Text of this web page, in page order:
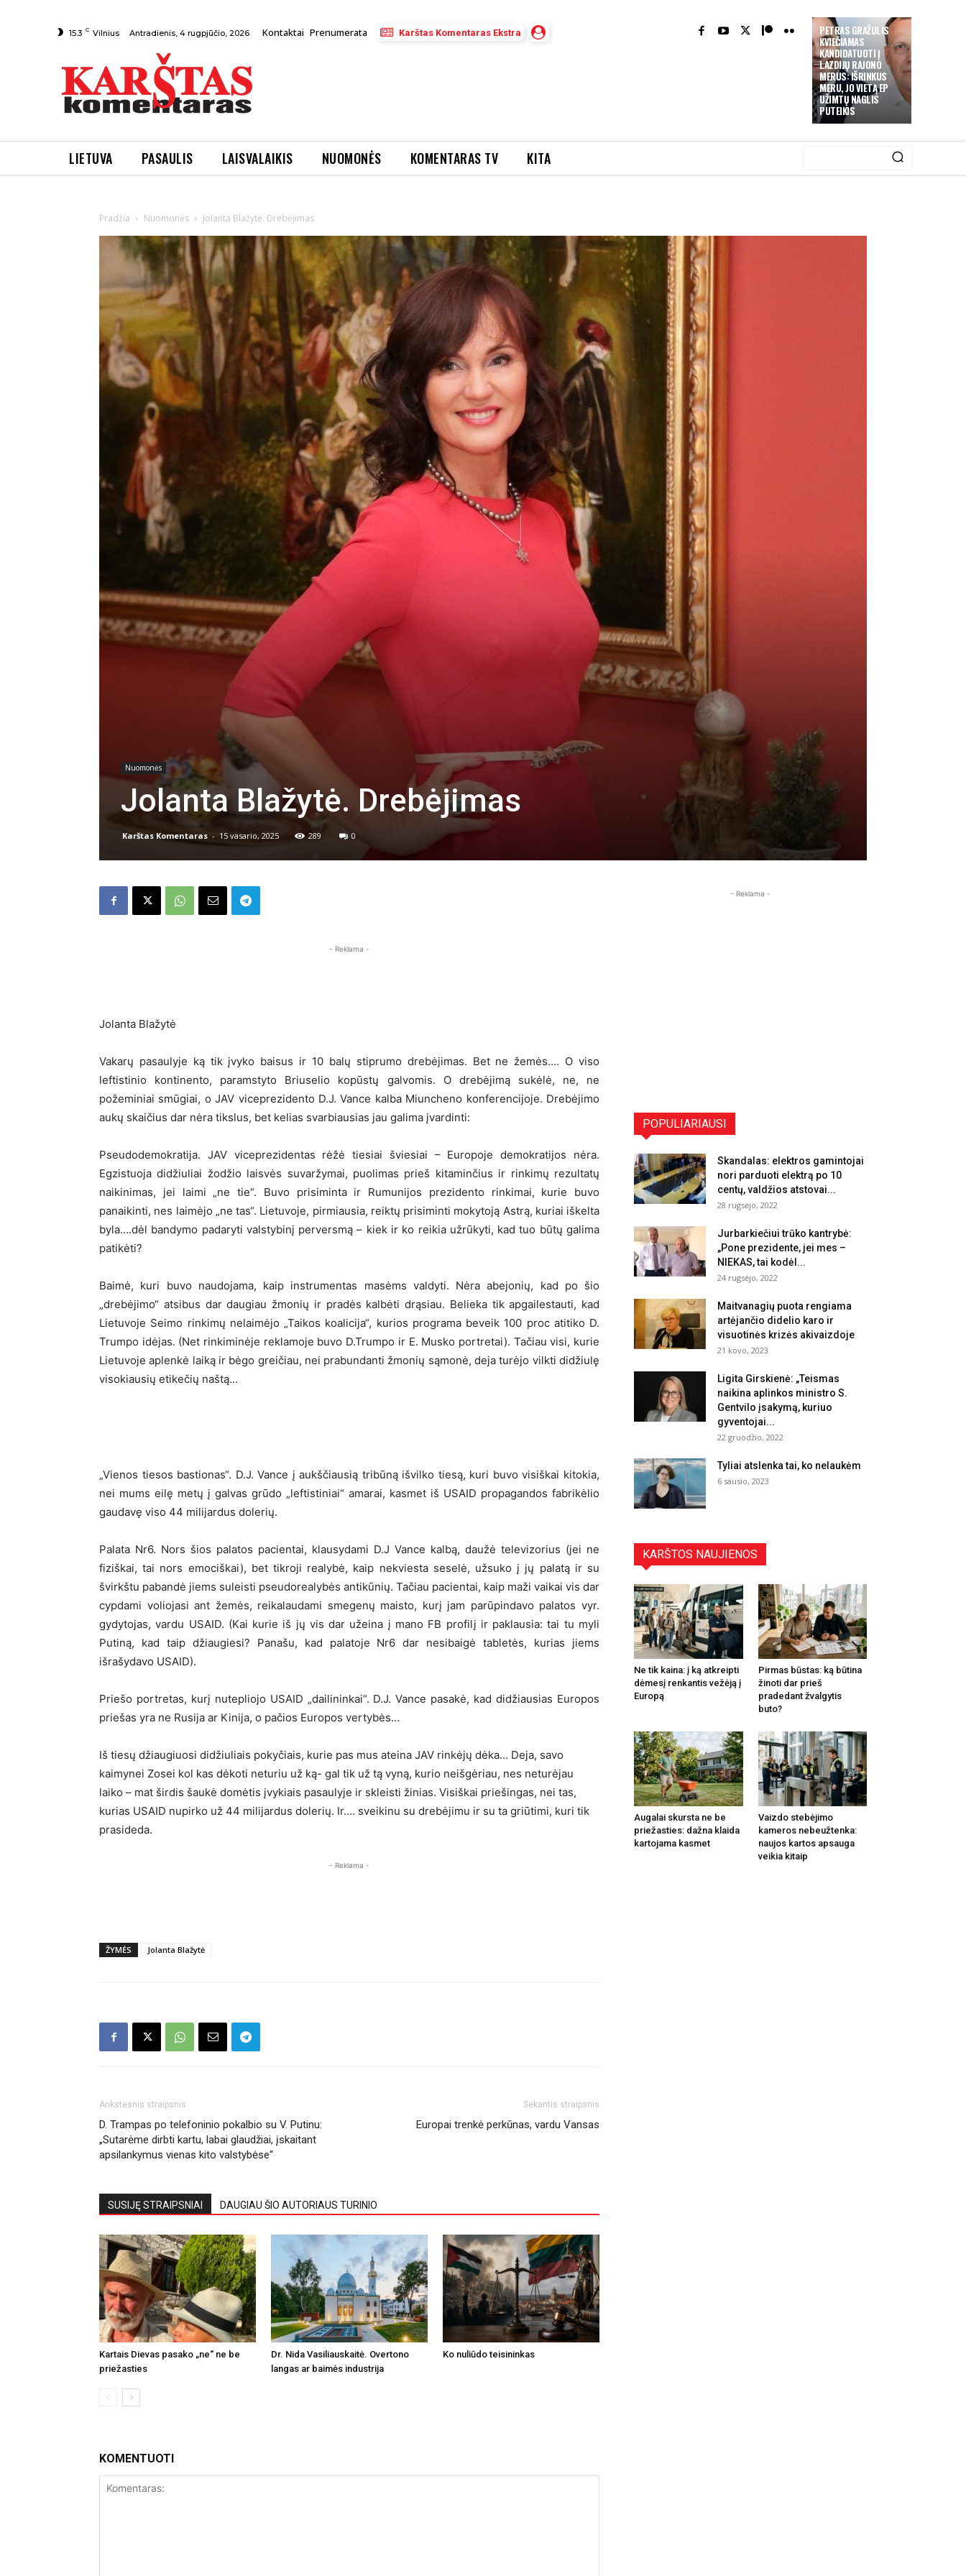
PETRAS GRAŽULIS
KVIEČIAMAS
KANDIDATUOTI Į
LAZDIJŲ RAJONO
MERUS: IŠRINKUS
MERU, JO VIETĄ EP
UŽIMTŲ NAGLIS
PUTEIKIS
15.3 C Vilnius Antradienis, 4 rugpjūčio, 2026 Kontaktai Prenumerata Karštas Komentaras Ekstra
LIETUVA PASAULIS LAISVALAIKIS NUOMONĖS KOMENTARAS TV KITA
Pradžia Nuomonės Jolanta Blažytė. Drebėjimas
Nuomonės
Jolanta Blažytė. Drebėjimas
Karštas Komentaras - 15 vasario, 2025 289 0
- Reklama -
Jolanta Blažytė
Vakarų pasaulyje ką tik įvyko baisus ir 10 balų stiprumo drebėjimas. Bet ne žemės…. O viso
leftistinio kontinento, paramstyto Briuselio kopūstų galvomis. O drebėjimą sukėlė, ne, ne
požeminiai smūgiai, o JAV viceprezidento D.J. Vance kalba Miuncheno konferencijoje. Drebėjimo
aukų skaičius dar nėra tikslus, bet kelias svarbiausias jau galima įvardinti:
Pseudodemokratija. JAV viceprezidentas rėžė tiesiai šviesiai – Europoje demokratijos nėra.
Egzistuoja didžiuliai žodžio laisvės suvaržymai, puolimas prieš kitaminčius ir rinkimų rezultatų
naikinimas, jei laimi „ne tie“. Buvo prisiminta ir Rumunijos prezidento rinkimai, kurie buvo
panaikinti, nes laimėjo „ne tas“. Lietuvoje, pirmiausia, reiktų prisiminti mokytoją Astrą, kuriai iškelta
byla….dėl bandymo padaryti valstybinį perversmą – kiek ir ko reikia užrūkyti, kad tuo būtų galima
patikėti?
Baimė, kuri buvo naudojama, kaip instrumentas masėms valdyti. Nėra abejonių, kad po šio
„drebėjimo“ atsibus dar daugiau žmonių ir pradės kalbėti drąsiau. Belieka tik apgailestauti, kad
Lietuvoje Seimo rinkimų nelaimėjo „Taikos koalicija“, kurios programa beveik 100 proc atitiko D.
Trumpo idėjas. (Net rinkiminėje reklamoje buvo D.Trumpo ir E. Musko portretai). Tačiau visi, kurie
Lietuvoje aplenkė laiką ir bėgo greičiau, nei prabundanti žmonių sąmonė, deja turėjo vilkti didžiulę
visokiausių etikečių naštą…
„Vienos tiesos bastionas“. D.J. Vance į aukščiausią tribūną išvilko tiesą, kuri buvo visiškai kitokia,
nei mums eilę metų į galvas grūdo „leftistiniai“ amarai, kasmet iš USAID propagandos fabrikėlio
gaudavę viso 44 milijardus dolerių.
Palata Nr6. Nors šios palatos pacientai, klausydami D.J Vance kalbą, daužė televizorius (jei ne
fiziškai, tai nors emociškai), bet tikroji realybė, kaip nekviesta seselė, užsuko į jų palatą ir su
švirkštu pabandė jiems suleisti pseudorealybės antikūnių. Tačiau pacientai, kaip maži vaikai vis dar
cypdami voliojasi ant žemės, reikalaudami smegenų maisto, kurį jam parūpindavo palatos vyr.
gydytojas, vardu USAID. (Kai kurie iš jų vis dar užeina į mano FB profilį ir paklausia: tai tu myli
Putiną, kad taip džiaugiesi? Panašu, kad palatoje Nr6 dar nesibaigė tabletės, kurias jiems
išrašydavo USAID).
Priešo portretas, kurį nutepliojo USAID „dailininkai“. D.J. Vance pasakė, kad didžiausias Europos
priešas yra ne Rusija ar Kinija, o pačios Europos vertybės…
Iš tiesų džiaugiuosi didžiuliais pokyčiais, kurie pas mus ateina JAV rinkėjų dėka… Deja, savo
kaimynei Zosei kol kas dėkoti neturiu už ką- gal tik už tą vyną, kurio neišgėriau, nes neturėjau
laiko – mat širdis šaukė domėtis įvykiais pasaulyje ir skleisti žinias. Visiškai priešingas, nei tas,
kurias USAID nupirko už 44 milijardus dolerių. Ir…. sveikinu su drebėjimu ir su ta griūtimi, kuri tik
prasideda.
- Reklama -
ŽYMĖS Jolanta Blažytė
Ankstesnis straipsnis
D. Trampas po telefoninio pokalbio su V. Putinu:
„Sutarėme dirbti kartu, labai glaudžiai, įskaitant
apsilankymus vienas kito valstybėse“
Sekantis straipsnis
Europai trenkė perkūnas, vardu Vansas
SUSIJĘ STRAIPSNIAI DAUGIAU ŠIO AUTORIAUS TURINIO
Kartais Dievas pasako „ne“ ne be
priežasties
Dr. Nida Vasiliauskaitė. Overtono
langas ar baimės industrija
Ko nuliūdo teisininkas
KOMENTUOTI
- Reklama -
POPULIARIAUSI
Skandalas: elektros gamintojai
nori parduoti elektrą po 10
centų, valdžios atstovai...
28 rugsėjo, 2022
Jurbarkiečiui trūko kantrybė:
„Pone prezidente, jei mes –
NIEKAS, tai kodėl...
24 rugsėjo, 2022
Maitvanagių puota rengiama
artėjančio didelio karo ir
visuotinės krizės akivaizdoje
21 kovo, 2023
Ligita Girskienė: „Teismas
naikina aplinkos ministro S.
Gentvilo įsakymą, kuriuo
gyventojai...
22 gruodžio, 2022
Tyliai atslenka tai, ko nelaukėm
6 sausio, 2023
KARŠTOS NAUJIENOS
Ne tik kaina: į ką atkreipti
dėmesį renkantis vežėją į
Europą
Pirmas būstas: ką būtina
žinoti dar prieš
pradedant žvalgytis
buto?
Augalai skursta ne be
priežasties: dažna klaida
kartojama kasmet
Vaizdo stebėjimo
kameros nebeužtenka:
naujos kartos apsauga
veikia kitaip